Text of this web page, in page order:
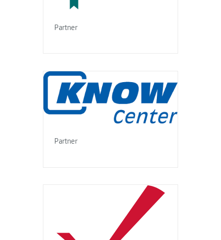
Partner
Partner